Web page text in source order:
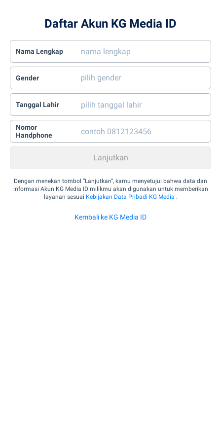
Daftar Akun KG Media ID
Nama Lengkap
Gender
Tanggal Lahir
Nomor
Handphone
Dengan menekan tombol “Lanjutkan”, kamu menyetujui bahwa data dan
informasi Akun KG Media ID milikmu akan digunakan untuk memberikan
layanan sesuai Kebijakan Data Pribadi KG Media .
Kembali ke KG Media ID